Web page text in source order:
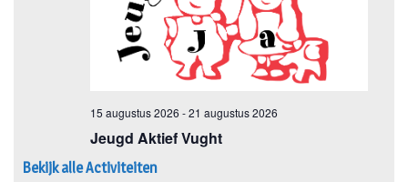
Bekijk alle Activiteiten